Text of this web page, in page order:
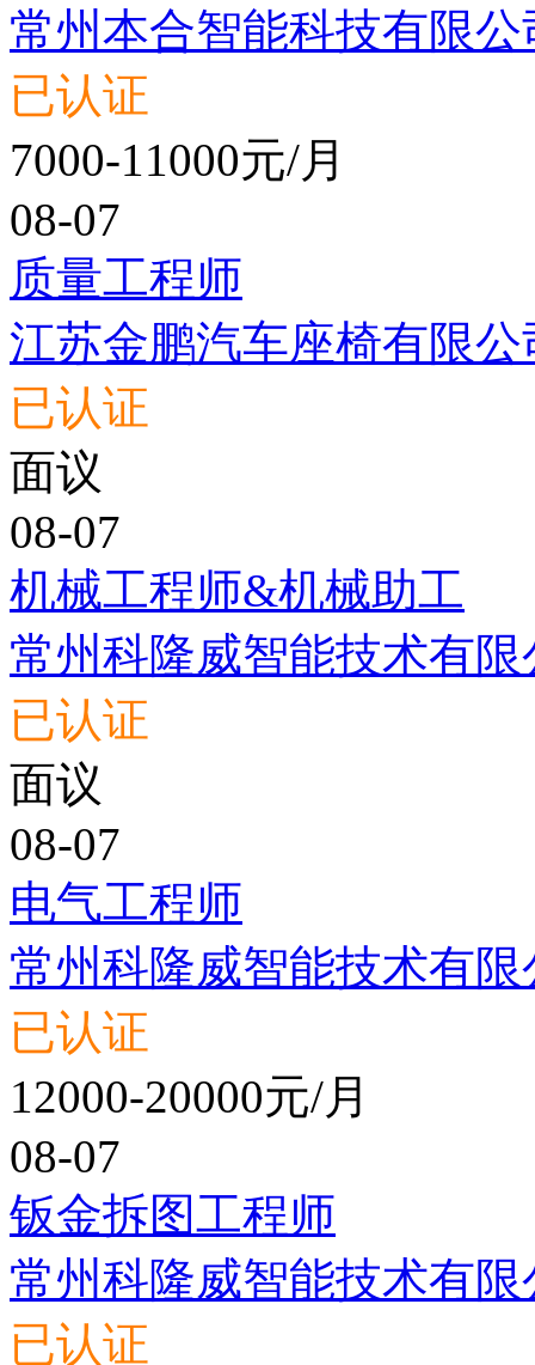
常州本合智能科技有限公
已认证
7000-11000元/月
08-07
质量工程师
江苏金鹏汽车座椅有限公
已认证
面议
08-07
机械工程师&机械助工
常州科隆威智能技术有限
已认证
面议
08-07
电气工程师
常州科隆威智能技术有限
已认证
12000-20000元/月
08-07
钣金拆图工程师
常州科隆威智能技术有限
已认证